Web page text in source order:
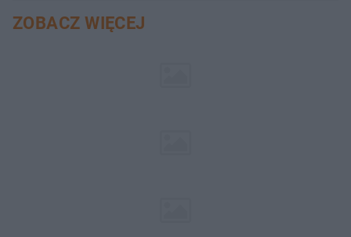
ZOBACZ WIĘCEJ